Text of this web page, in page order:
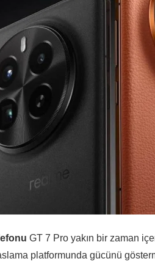
GT 7 Pro yakın bir zaman
platformunda gücünü